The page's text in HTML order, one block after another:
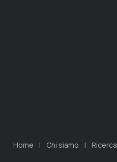
Home Chi siamo Ricerca